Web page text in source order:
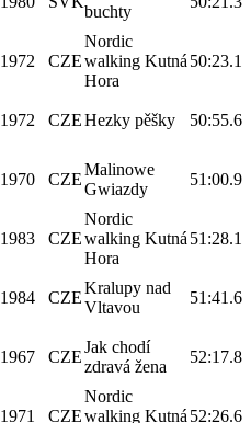
buchty
1972 CZE
Nordic
walking Kutná
Hora
50:23.1
1972 CZEHezky pěšky 50:55.6
1970 CZE
Malinowe
Gwiazdy
51:00.9
1983 CZE
Nordic
walking Kutná
Hora
51:28.1
1984 CZE
Kralupy nad
Vltavou
51:41.6
1967 CZE
Jak chodí
zdravá žena
52:17.8
1971 CZE
Nordic
walking Kutná 52:26.6